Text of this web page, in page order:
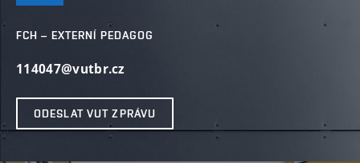
FCH – EXTERNÍ PEDAGOG
114047@vutbr.cz
ODESLAT VUT ZPRÁVU